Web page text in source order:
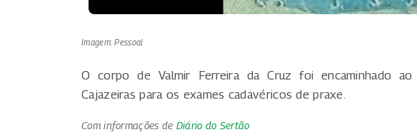
Imagem: Pessoal
O corpo de Valmir Ferreira da Cruz foi encaminhado
Cajazeiras para os exames cadavéricos de praxe.
Com informações de Diário do Sertão